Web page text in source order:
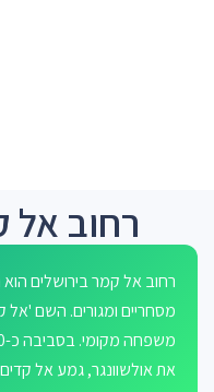
רחוב אל
רחוב אל קמר בירושלים
מסחריים ומגורים. השם
את אולשוונגר, גמע אל